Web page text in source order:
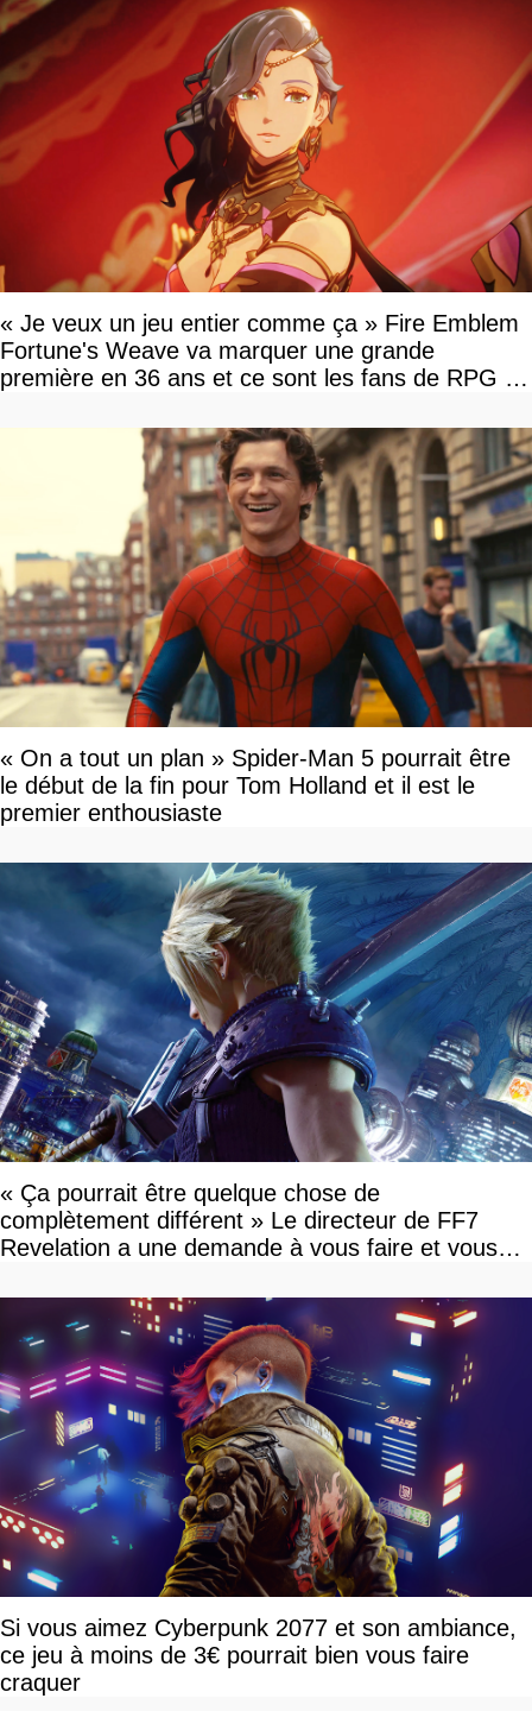
« Je veux un jeu entier comme ça » Fire Emblem
Fortune's Weave va marquer une grande
première en 36 ans et ce sont les fans de RPG en
« On a tout un plan » Spider-Man 5 pourrait être
le début de la fin pour Tom Holland et il est le
premier enthousiaste
« Ça pourrait être quelque chose de
complètement différent » Le directeur de FF7
Revelation a une demande à vous faire et vous
Si vous aimez Cyberpunk 2077 et son ambiance,
ce jeu à moins de 3€ pourrait bien vous faire
craquer